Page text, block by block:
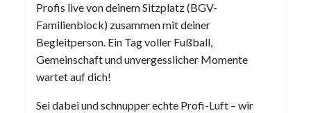
Profis live von deinem Sitzplatz (BGV-
Familienblock) zusammen mit deiner
Begleitperson. Ein Tag voller Fußball,
Gemeinschaft und unvergesslicher Momente
wartet auf dich!
Sei dabei und schnupper echte Profi-Luft – wir